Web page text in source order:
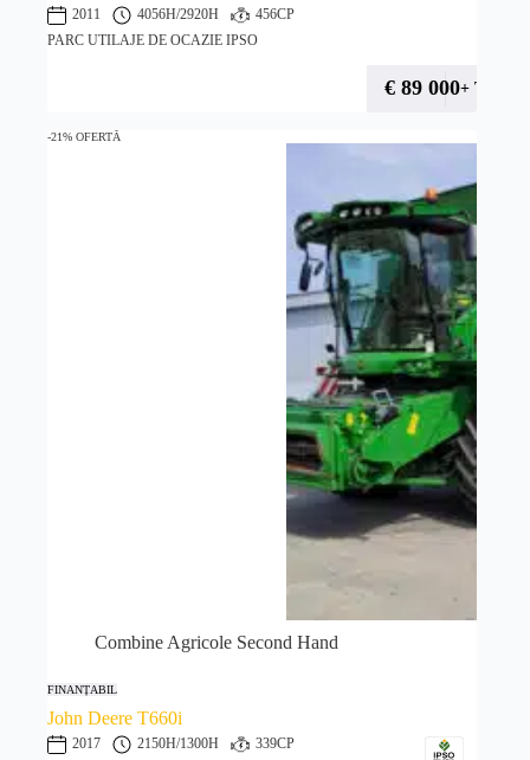
2011 4056H/2920H
456CP
PARC UTILAJE DE OCAZIE IPSO
€ 89 000+ TVA
-21% OFERTĂ
Combine Agricole Second Hand
FINANȚABIL
John Deere T660i
2017 2150H/1300H
339CP